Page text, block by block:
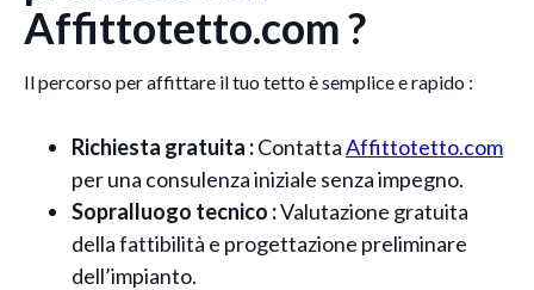
Affittotetto.com ?
Il percorso per affittare il tuo tetto è semplice e rapido :
Richiesta gratuita :ContattaAffittotetto.com
per una consulenza iniziale senza impegno.
Sopralluogo tecnico :Valutazione gratuita
della fattibilità e progettazione preliminare
dell’impianto.